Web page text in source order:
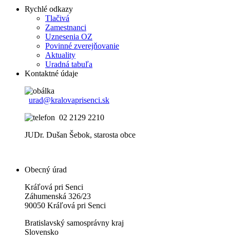
Rychlé odkazy
Tlačivá
Zamestnanci
Uznesenia OZ
Povinné zverejňovanie
Aktuality
Uradná tabuľa
Kontaktné údaje
urad@kralovaprisenci.sk
02 2129 2210
JUDr. Dušan Šebok, starosta obce
Obecný úrad
Kráľová pri Senci
Záhumenská 326/23
90050 Kráľová pri Senci
Bratislavský samosprávny kraj
Slovensko